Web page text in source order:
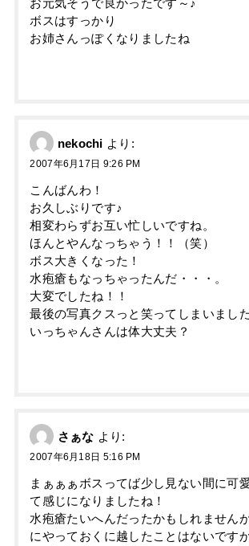
お元気そうで良かったです～♪
ボスはすっかり
お姉さんっぽくなりましたね
nekochi より:
2007年6月17日 9:26 PM
こんばんわ！
お久しぶりです♪
相変わらずお互い忙しいですね。
ほんとやんなっちゃう！！（笑）
ボス大きくなった！
水疱瘡もなっちゃったんだ・・・。
大変でしたね！！
最後の写真クスっと笑ってしまいました
いっちゃんさんは体大丈夫？
さぁな より:
2007年6月18日 5:16 PM
まぁぁぁボスってば少し見ない間に可
て感じになりましたね！
水疱瘡たいへんだったかもしれません
にやっておくに越したことはないです